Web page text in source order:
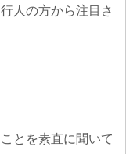
人の方から注目さ
とを素直に聞いて